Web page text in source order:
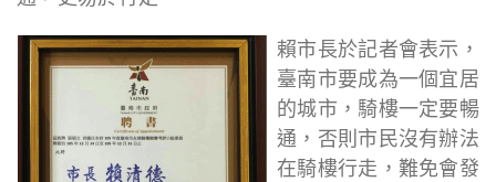
賴市長於記者會表示，
臺南市要成為一個宜居
的城市，騎樓一定要暢
通，否則市民沒有辦法
在騎樓行走，難免會發